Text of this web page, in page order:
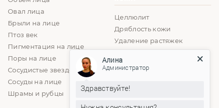
Овал лица
Брыли на лице
Птоз век
Пигментация на лице
Поры на лице
Сосудистые звездочки
Сосуды на лице
Шрамы и рубцы
Целлюлит
Дряблость кожи
Удаление растяжек
Алина
Администратор
Здравствуйте!